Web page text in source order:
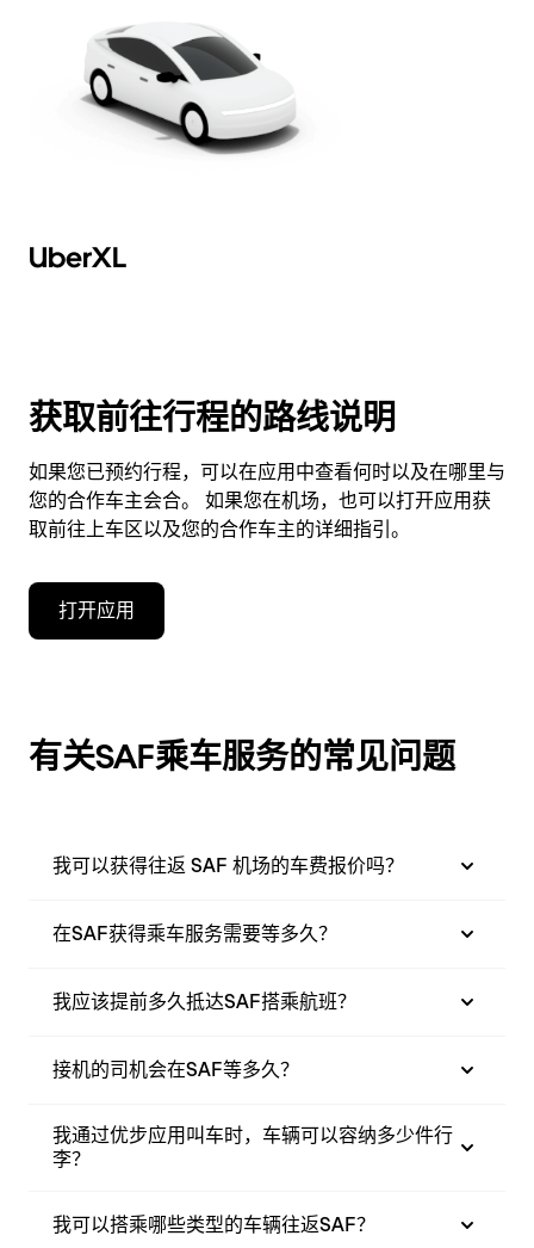
UberXL
获取前往行程的路线说明
如果您已预约行程，可以在应用中查看何时以及在哪里与
您的合作车主会合。 如果您在机场，也可以打开应用获
取前往上车区以及您的合作车主的详细指引。
打开应用
有关SAF乘车服务的常见问题
我可以获得往返 SAF 机场的车费报价吗？
在SAF获得乘车服务需要等多久？
我应该提前多久抵达SAF搭乘航班？
接机的司机会在SAF等多久？
我通过优步应用叫车时，车辆可以容纳多少件行
李？
我可以搭乘哪些类型的车辆往返SAF？